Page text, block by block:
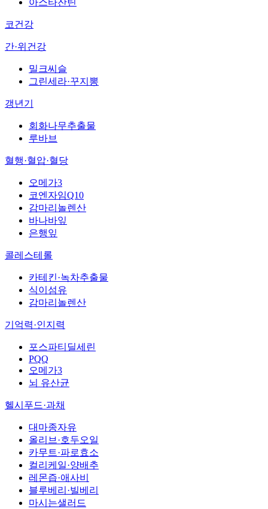
코건강
간·위건강
밀크씨슬
그린세라·꾸지뽕
갱년기
회화나무추출물
루바브
혈행·혈압·혈당
오메가3
코엔자임Q10
감마리놀렌산
바나바잎
은행잎
콜레스테롤
카테킨·녹차추출물
식이섬유
감마리놀렌산
기억력·인지력
포스파티딜세린
PQQ
오메가3
뇌 유산균
헬시푸드·과채
대마종자유
올리브·호두오일
카무트·파로효소
컬리케일·양배추
레몬즙·애사비
블루베리·빌베리
마시는샐러드